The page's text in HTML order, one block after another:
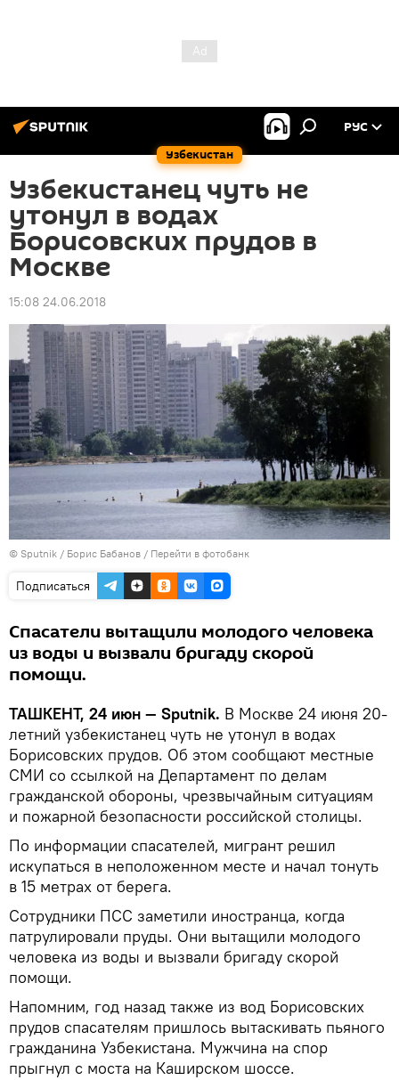
Узбекистан
РУС
Узбекистанец чуть не
утонул в водах
Борисовских прудов в
Москве
15:08 24.06.2018
© Sputnik / Борис Бабанов / Перейти в фотобанк
Подписаться
Спасатели вытащили молодого человека
из воды и вызвали бригаду скорой
помощи.
ТАШКЕНТ, 24 июн — Sputnik. В Москве 24 июня 20-
летний узбекистанец чуть не утонул в водах
Борисовских прудов. Об этом сообщают местные
СМИ со ссылкой на Департамент по делам
гражданской обороны, чрезвычайным ситуациям
и пожарной безопасности российской столицы.
По информации спасателей, мигрант решил
искупаться в неположенном месте и начал тонуть
в 15 метрах от берега.
Сотрудники ПСС заметили иностранца, когда
патрулировали пруды. Они вытащили молодого
человека из воды и вызвали бригаду скорой
помощи.
Напомним, год назад также из вод Борисовских
прудов спасателям пришлось вытаскивать пьяного
гражданина Узбекистана. Мужчина на спор
прыгнул с моста на Каширском шоссе.